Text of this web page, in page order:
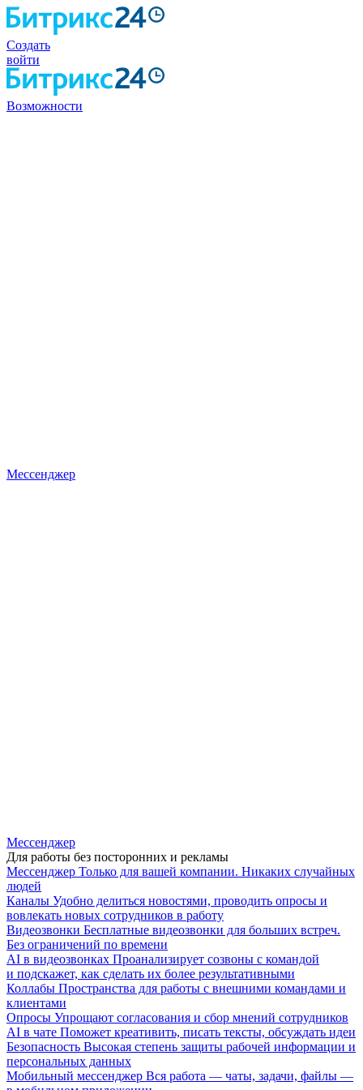
Создать
войти
Возможности
Мессенджер
Мессенджер
Для работы без посторонних и рекламы
Мессенджер Только для вашей компании. Никаких случайных
людей
Каналы Удобно делиться новостями, проводить опросы и
вовлекать новых сотрудников в работу
Видеозвонки Бесплатные видеозвонки для больших встреч.
Без ограничений по времени
AI в видеозвонках Проанализирует созвоны с командой
и подскажет, как сделать их более результативными
Коллабы Пространства для работы с внешними командами и
клиентами
Опросы Упрощают согласования и сбор мнений сотрудников
AI в чате Поможет креативить, писать тексты, обсуждать идеи
Безопасность Высокая степень защиты рабочей информации и
персональных данных
Мобильный мессенджер Вся работа — чаты, задачи, файлы —